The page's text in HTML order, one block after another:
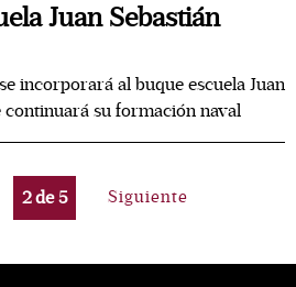
Juan Sebastián
incorporará al buque escuela Juan
continuará su formación naval
2de5 Siguiente